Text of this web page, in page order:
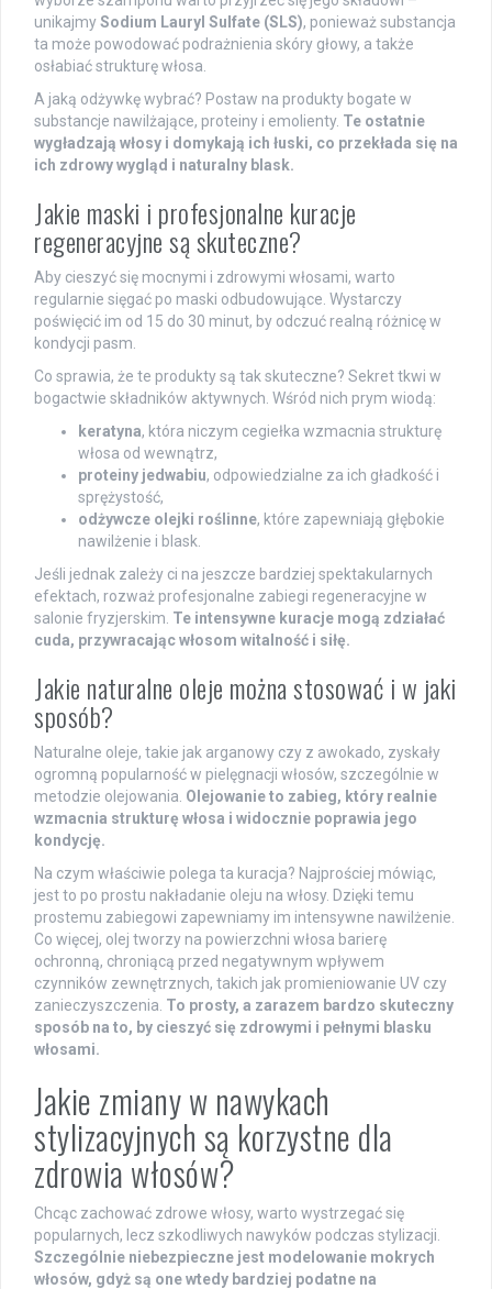
unikajmySodium Lauryl Sulfate (SLS), ponieważ substancja
ta może powodować podrażnienia skóry głowy, a także
osłabiać strukturę włosa.
A jaką odżywkę wybrać? Postaw na produkty bogate w
substancje nawilżające, proteiny i emolienty. Te ostatnie
wygładzają włosy i domykają ich łuski, co przekłada się na
ich zdrowy wygląd i naturalny blask.
Jakie maski i profesjonalne kuracje
regeneracyjne są skuteczne?
Aby cieszyć się mocnymi i zdrowymi włosami, warto
regularnie sięgać po maski odbudowujące. Wystarczy
poświęcić im od 15 do 30 minut, by odczuć realną różnicę w
kondycji pasm.
Co sprawia, że te produkty są tak skuteczne? Sekret tkwi w
bogactwie składników aktywnych. Wśród nich prym wiodą:
keratyna, która niczym cegiełka wzmacnia strukturę
włosa od wewnątrz,
proteiny jedwabiu, odpowiedzialne za ich gładkość i
sprężystość,
odżywcze olejki roślinne, które zapewniają głębokie
nawilżenie i blask.
Jeśli jednak zależy ci na jeszcze bardziej spektakularnych
efektach, rozważ profesjonalne zabiegi regeneracyjne w
salonie fryzjerskim. Te intensywne kuracje mogą zdziałać
cuda, przywracając włosom witalność i siłę.
Jakie naturalne oleje można stosować i w jaki
sposób?
Naturalne oleje, takie jak arganowy czy z awokado, zyskały
ogromną popularność w pielęgnacji włosów, szczególnie w
metodzie olejowania. Olejowanie to zabieg, który realnie
wzmacnia strukturę włosa i widocznie poprawia jego
kondycję.
Na czym właściwie polega ta kuracja? Najprościej mówiąc,
jest to po prostu nakładanie oleju na włosy. Dzięki temu
prostemu zabiegowi zapewniamy im intensywne nawilżenie.
Co więcej, olej tworzy na powierzchni włosa barierę
ochronną, chroniącą przed negatywnym wpływem
czynników zewnętrznych, takich jak promieniowanie UV czy
zanieczyszczenia. To prosty, a zarazem bardzo skuteczny
sposób na to, by cieszyć się zdrowymi i pełnymi blasku
włosami.
Jakie zmiany w nawykach
stylizacyjnych są korzystne dla
zdrowia włosów?
Chcąc zachować zdrowe włosy, warto wystrzegać się
popularnych, lecz szkodliwych nawyków podczas stylizacji.
Szczególnie niebezpieczne jest modelowanie mokrych
włosów, gdyż są one wtedy bardziej podatne na